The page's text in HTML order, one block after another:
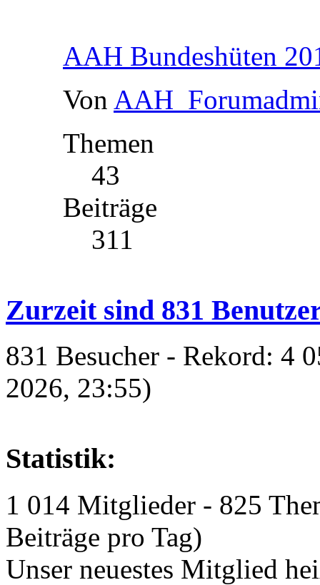
AAH Bundeshüten
Von
Themen
43
Beiträge
311
Zurzeit sind 831
831 Besucher - Rekord: 4
2026, 23:55)
Statistik:
1 014 Mitglieder - 825
Beiträge pro Tag)
Unser neuestes Mitglied